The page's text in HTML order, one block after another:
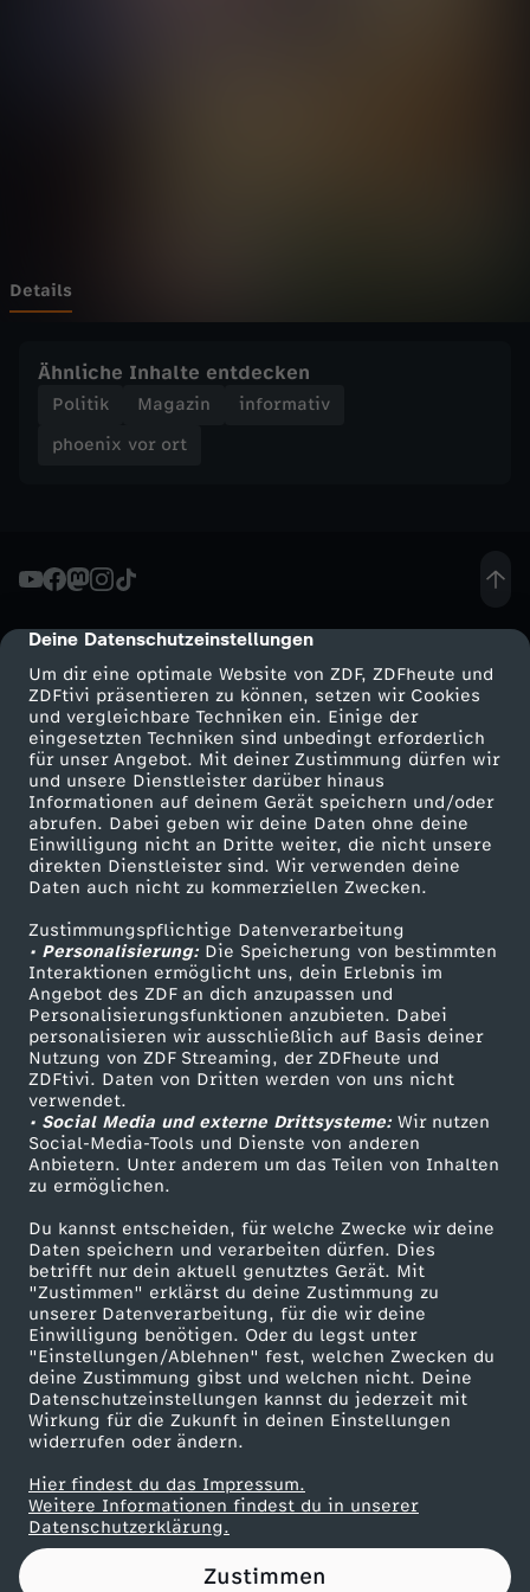
cmp-dialog-description
Deine Datenschutzeinstellungen
Um dir eine optimale Website von ZDF, ZDFheute und
ZDFtivi präsentieren zu können, setzen wir Cookies
und vergleichbare Techniken ein. Einige der
eingesetzten Techniken sind unbedingt erforderlich
für unser Angebot. Mit deiner Zustimmung dürfen wir
und unsere Dienstleister darüber hinaus
Informationen auf deinem Gerät speichern und/oder
abrufen. Dabei geben wir deine Daten ohne deine
Einwilligung nicht an Dritte weiter, die nicht unsere
direkten Dienstleister sind. Wir verwenden deine
Daten auch nicht zu kommerziellen Zwecken.
Zustimmungspflichtige Datenverarbeitung
• Personalisierung:Die Speicherung von bestimmten
Interaktionen ermöglicht uns, dein Erlebnis im
Angebot des ZDF an dich anzupassen und
Personalisierungsfunktionen anzubieten. Dabei
personalisieren wir ausschließlich auf Basis deiner
Nutzung von ZDF Streaming, der ZDFheute und
ZDFtivi. Daten von Dritten werden von uns nicht
verwendet.
• Social Media und externe Drittsysteme:Wir nutzen
Social-Media-Tools und Dienste von anderen
Anbietern. Unter anderem um das Teilen von Inhalten
zu ermöglichen.
Du kannst entscheiden, für welche Zwecke wir deine
Daten speichern und verarbeiten dürfen. Dies
betrifft nur dein aktuell genutztes Gerät. Mit
"Zustimmen" erklärst du deine Zustimmung zu
unserer Datenverarbeitung, für die wir deine
Einwilligung benötigen. Oder du legst unter
"Einstellungen/Ablehnen" fest, welchen Zwecken du
deine Zustimmung gibst und welchen nicht. Deine
Datenschutzeinstellungen kannst du jederzeit mit
Wirkung für die Zukunft in deinen Einstellungen
widerrufen oder ändern.
Hier findest du das Impressum.
Weitere Informationen findest du in unserer
Datenschutzerklärung.
Zustimmen
t
M
G
e
b
ä
r
d
e
:
W
e
i
h
n
a
c
h
t
s
Details
Ähnliche Inhalte entdecken
Politik Magazin
informativ
phoenix vor ort
Mehr ZDF
ZDF-Apps
Smart TV
ZDFtext
Livestreams
Sendungen A-Z
TV-Programm
Service
ZDFmitreden
Kontakt zum ZDF
Tickets
Zuschauerservice
Hilfe
ZDF Unternehmen
Karriere
ZDF goes Schule
Werbefernsehen
Mainzelmännchen
Partner